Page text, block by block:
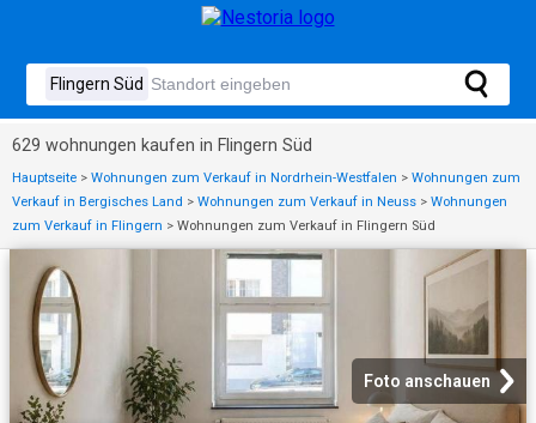
629 wohnungen kaufen in Flingern Süd
Hauptseite > Wohnungen zum Verkauf in Nordrhein-Westfalen > Wohnungen zum
Verkauf in Bergisches Land > Wohnungen zum Verkauf in Neuss > Wohnungen
zum Verkauf in Flingern > Wohnungen zum Verkauf in Flingern Süd
Foto anschauen